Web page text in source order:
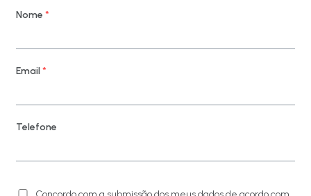
Nome *
Email*
Telefone